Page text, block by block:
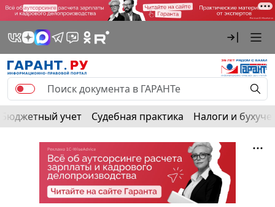
Бюджетный учет Судебная практика Налоги и